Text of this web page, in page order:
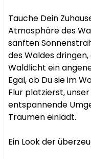
Tauche Dein
Atmosphäre des
sanften
des Waldes
Waldlicht ein
Egal, ob Du sie im
Flur platzierst,
entspannende
Träumen einlädt.
Ein Look der